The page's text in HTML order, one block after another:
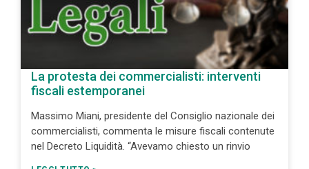
La protesta dei commercialisti: interventi
fiscali estemporanei
Massimo Miani, presidente del Consiglio nazionale dei
commercialisti, commenta le misure fiscali contenute
nel Decreto Liquidità. “Avevamo chiesto un rinvio